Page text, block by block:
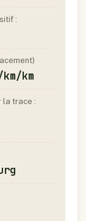
:
km
la trace :